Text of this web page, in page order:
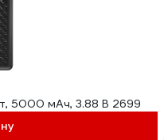
5000 мАч, 3.88 В 2699